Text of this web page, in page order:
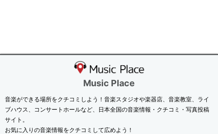
Music Place
音楽ができる場所をクチコミしよう！音楽スタジオや楽器店、音楽教室、ライ
ブハウス、コンサートホールなど、日本全国の音楽情報・クチコミ・写真投稿
サイト。
お気に入りの音楽情報をクチコミして広めよう！